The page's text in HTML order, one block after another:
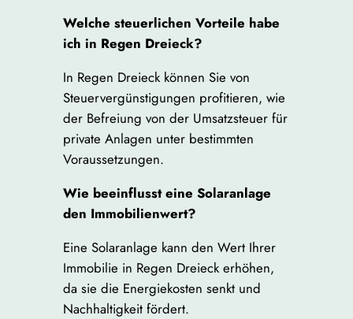
Welche steuerlichen Vorteile habe
ich in Regen Dreieck?
In Regen Dreieck können Sie von
Steuervergünstigungen profitieren, wie
der Befreiung von der Umsatzsteuer für
private Anlagen unter bestimmten
Voraussetzungen.
Wie beeinflusst eine Solaranlage
den Immobilienwert?
Eine Solaranlage kann den Wert Ihrer
Immobilie in Regen Dreieck erhöhen,
da sie die Energiekosten senkt und
Nachhaltigkeit fördert.